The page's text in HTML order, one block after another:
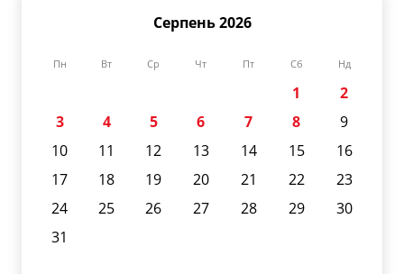
Серпень 2026
Пн Вт Ср Чт Пт Сб Нд
1
2
3
4 5 6 7 8
9
10
11 12 13 14 15
16
17
18 19 20 21 22
23
24
25 26 27 28 29
30
31